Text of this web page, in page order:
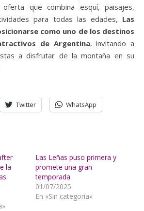
que combina esquí, paisajes,
para todas las edades, Las
como uno de los destinos
de Argentina, invitando a
a disfrutar de la montaña en su
Twitter WhatsApp
la
Las Leñas puso primera y
promete una gran
temporada
01/07/2025
En «Sin categoría»